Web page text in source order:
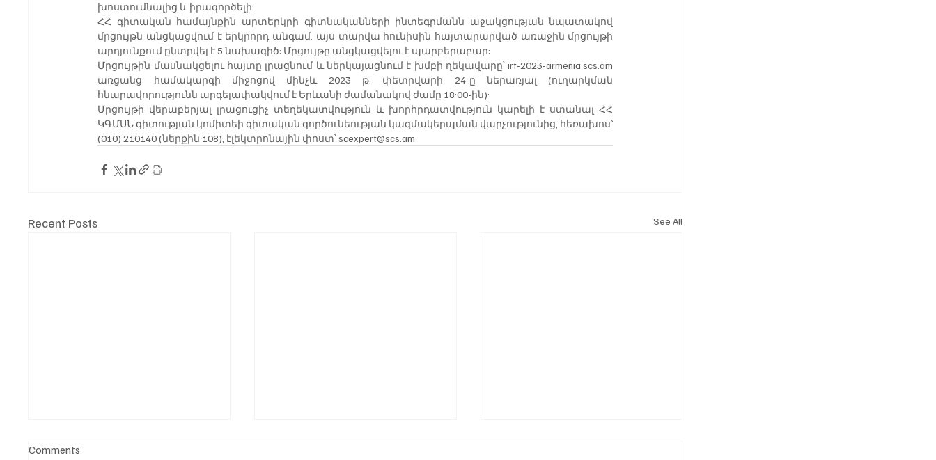
խոստումնալից և իրագործելի:
ՀՀ գիտական համայնքին արտերկրի գիտնականների ինտեգրմանն աջակցության նպատակով
մրցույթն անցկացվում է երկրորդ անգամ. այս տարվա հունիսին հայտարարված առաջին մրցույթի
արդյունքում ընտրվել է 5 նախագիծ: Մրցույթը անցկացվելու է պարբերաբար:
Մրցույթին մասնակցելու հայտը լրացնում և ներկայացնում է խմբի ղեկավարը՝ irf-2023-armenia.scs.am
առցանց համակարգի միջոցով մինչև 2023 թ. փետրվարի 24-ը ներառյալ (ուղարկման
հնարավորությունն արգելափակվում է Երևանի ժամանակով ժամը 18:00-ին):
Մրցույթի վերաբերյալ լրացուցիչ տեղեկատվություն և խորհրդատվություն կարելի է ստանալ ՀՀ
ԿԳՄՍՆ գիտության կոմիտեի գիտական գործունեության կազմակերպման վարչությունից, հեռախոս՝
(010) 210140 (ներքին 108), էլեկտրոնային փոստ՝ scexpert@scs.am:
Recent Posts See All
Comments